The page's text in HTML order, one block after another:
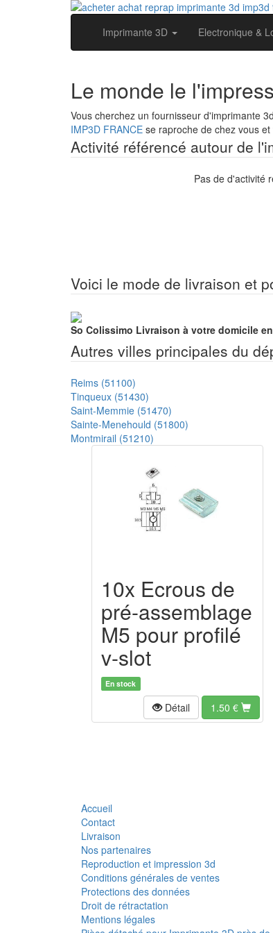
Imprimante 3D Electronique &
Le monde le
Vous cherchez un fournisseur d'imprimante
IMP3D FRANCE se raproche de chez vous
Activité référencé autour de
Pas de d'activité
Voici le mode de livraison et
So Colissimo Livraison à votre domicile
Autres villes principales du
Reims (51100)
Tinqueux (51430)
Saint-Memmie (51470)
Sainte-Menehould (51800)
Montmirail (51210)
10x Ecrous de
pré-assemblage
M5 pour profilé
v-slot
En stock
Détail 1.50 €
Accueil
Contact
Livraison
Nos partenaires
Reproduction et impression 3d
Conditions générales de ventes
Protections des données
Droit de rétractation
Mentions légales